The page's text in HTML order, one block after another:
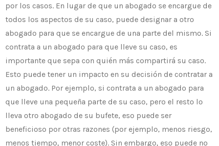
por los casos. En lugar de que un abogado se encargue de
todos los aspectos de su caso, puede designar a otro
abogado para que se encargue de una parte del mismo. Si
contrata a un abogado para que lleve su caso, es
importante que sepa con quién más compartirá su caso.
Esto puede tener un impacto en su decisión de contratar a
un abogado. Por ejemplo, si contrata a un abogado para
que lleve una pequeña parte de su caso, pero el resto lo
lleva otro abogado de su bufete, eso puede ser
beneficioso por otras razones (por ejemplo, menos riesgo,
menos tiempo, menor coste). Sin embargo, eso puede no